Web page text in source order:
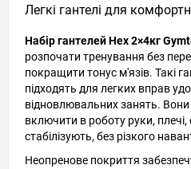
Легкі гантелі для
Набір гантелей Hex 2×4кг
розпочати тренування без
покращити тонус м'язів. Такі
підходять для легких вправ
відновлювальних занять.
включити в роботу руки,
стабілізують, без різкого
Неопренове покриття